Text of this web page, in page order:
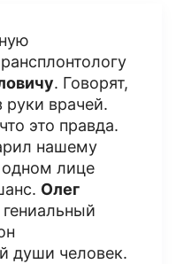
. Говорят,
руки врачей.
это правда.
нашему
лице
Олег
души человек.